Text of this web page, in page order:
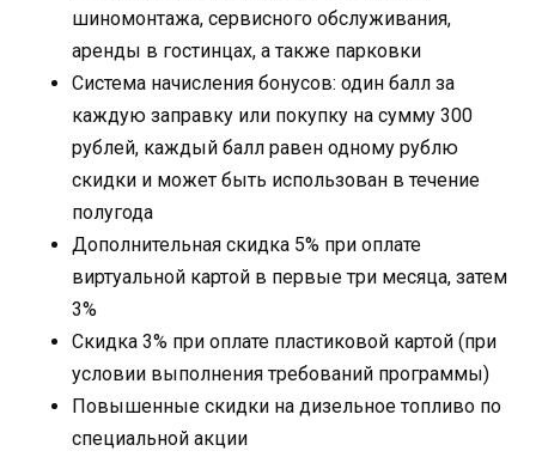
шиномонтажа, сервисного обслуживания,
аренды в гостинцах, а также парковки
Система начисления бонусов: один балл за
каждую заправку или покупку на сумму 300
рублей, каждый балл равен одному рублю
скидки и может быть использован в течение
полугода
Дополнительная скидка 5% при оплате
виртуальной картой в первые три месяца, затем
3%
Скидка 3% при оплате пластиковой картой (при
условии выполнения требований программы)
Повышенные скидки на дизельное топливо по
специальной акции